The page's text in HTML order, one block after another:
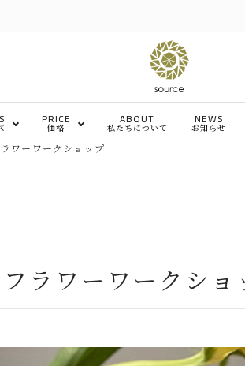
メンテナンス、その他
PRICE
価格 ABOUT
私たちについて NEWS
お知らせ
ワーワークショップ
ラワーワークショ